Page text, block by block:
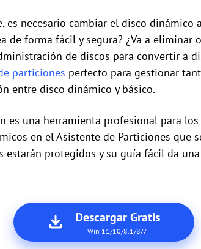
es necesario cambiar el disco dinámico
de forma fácil y segura? ¿Va a eliminar
de discos para convertir a
particiones perfecto para gestionar
entre disco dinámico y básico.
es una herramienta profesional para
en el Asistente de Particiones que
estarán protegidos y su guía fácil da
Descargar Gratis
Win 11/10/8.1/8/7